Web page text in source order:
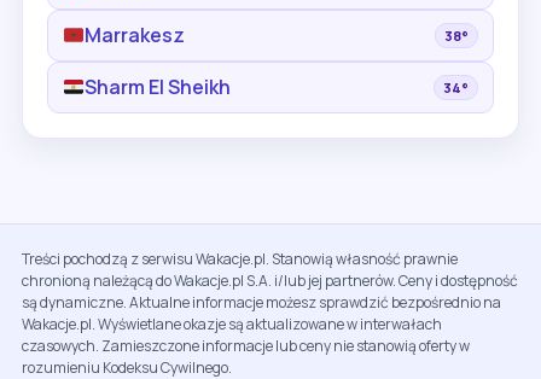
Marrakesz 38°
Sharm El Sheikh 34°
Treści pochodzą z serwisu Wakacje.pl. Stanowią własność prawnie
chronioną należącą do Wakacje.pl S.A. i/lub jej partnerów. Ceny i dostępność
są dynamiczne. Aktualne informacje możesz sprawdzić bezpośrednio na
Wakacje.pl. Wyświetlane okazje są aktualizowane w interwałach
czasowych. Zamieszczone informacje lub ceny nie stanowią oferty w
rozumieniu Kodeksu Cywilnego.